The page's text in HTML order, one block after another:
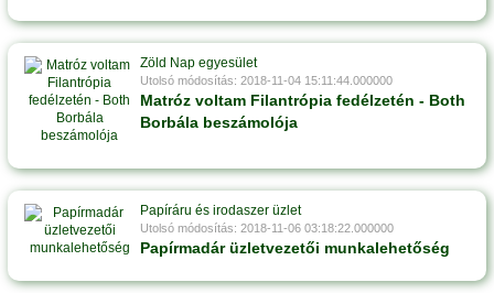
Zöld Nap egyesület
Utolsó módosítás: 2018-11-04 15:11:44.000000
Matróz voltam Filantrópia fedélzetén - Both
Borbála beszámolója
Papíráru és irodaszer üzlet
Utolsó módosítás: 2018-11-06 03:18:22.000000
Papírmadár üzletvezetői munkalehetőség